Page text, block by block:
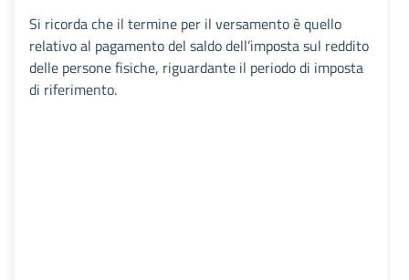
Si ricorda che il termine per il versamento è quello
relativo al pagamento del saldo dell’imposta sul reddito
delle persone fisiche, riguardante il periodo di imposta
di riferimento.